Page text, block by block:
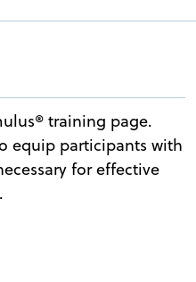
training page.
equip participants with
for effective